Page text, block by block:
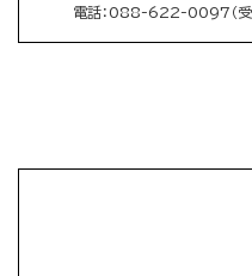
電話：088-622-0097（